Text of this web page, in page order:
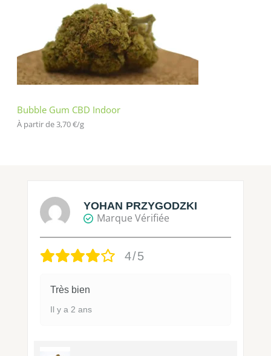
Bubble Gum CBD Indoor
À partir de 3,70€/g
YOHAN PRZYGODZKI
Marque Vérifiée
4/5
Très bien
Il y a 2 ans